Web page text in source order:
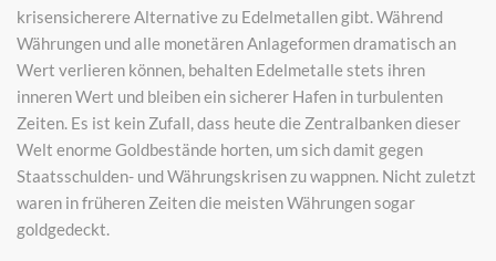
krisensicherere Alternative zu Edelmetallen gibt. Während
Währungen und alle monetären Anlageformen dramatisch an
Wert verlieren können, behalten Edelmetalle stets ihren
inneren Wert und bleiben ein sicherer Hafen in turbulenten
Zeiten. Es ist kein Zufall, dass heute die Zentralbanken dieser
Welt enorme Goldbestände horten, um sich damit gegen
Staatsschulden- und Währungskrisen zu wappnen. Nicht zuletzt
waren in früheren Zeiten die meisten Währungen sogar
goldgedeckt.